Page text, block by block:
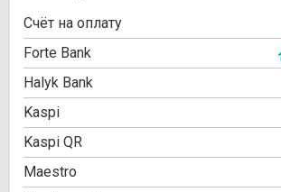
Cчёт на оплату
Forte Bank
Halyk Bank
Kaspi
Kaspi QR
Maestro